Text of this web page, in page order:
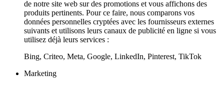
de notre site web sur des promotions et vous affichons des
produits pertinents. Pour ce faire, nous comparons vos
données personnelles cryptées avec les fournisseurs externes
suivants et utilisons leurs canaux de publicité en ligne si vous
utilisez déjà leurs services :
Bing, Criteo, Meta, Google, LinkedIn, Pinterest, TikTok
Marketing